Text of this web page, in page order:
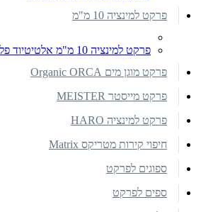
פרקט למינציה 10 מ"מ
פרקט למינציה 10 מ"מ אלטיטיוד פלוס
פרקט מוגן מים Organic ORCA
פרקט מייסטר MEISTER
פרקט למינציה HARO
חיפוי קירות מטריקס Matrix
ספוגים לפרקט
ספים לפרקט